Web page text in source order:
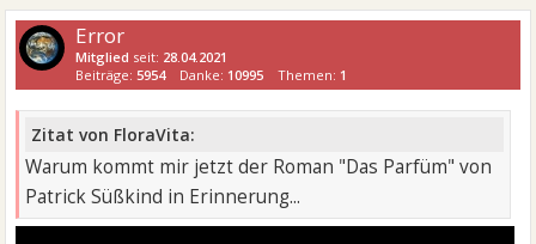
Error
Mitglied seit: 28.04.2021
Beiträge:5954 Danke: 10995 Themen: 1
Zitat von FloraVita:
Warum kommt mir jetzt der Roman "Das Parfüm" von
Patrick Süßkind in Erinnerung...